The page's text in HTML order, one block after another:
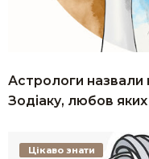
Астрологи назвали
Зодіаку, любов
Цікаво знати